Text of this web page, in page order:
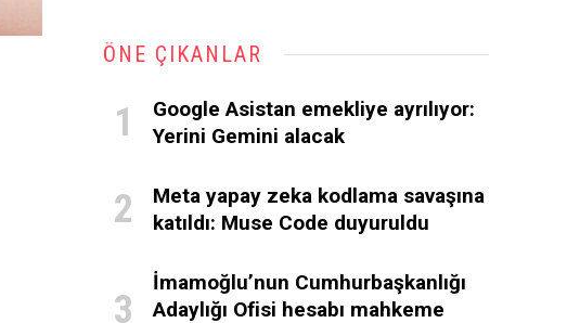
ÖNE ÇIKANLAR
Google Asistan emekliye ayrılıyor:
Yerini Gemini alacak
Meta yapay zeka kodlama savaşına
katıldı: Muse Code duyuruldu
İmamoğlu’nun Cumhurbaşkanlığı
Adaylığı Ofisi hesabı mahkeme